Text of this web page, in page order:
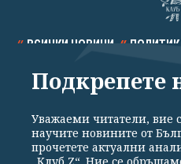
ВСИЧКИ НОВИНИ
СПОРТ КУЛТУРА
Подкрепете
Уважаеми читатели, вие
научите новините от
прочетете актуални